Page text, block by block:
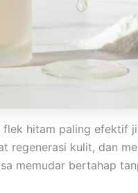
flek hitam paling efektif
regenerasi kulit, dan
memudar bertahap